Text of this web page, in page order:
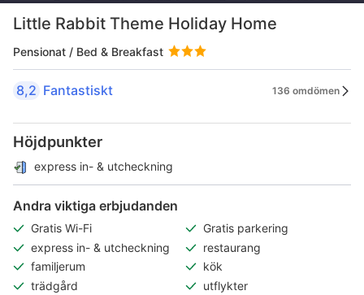
Little Rabbit Theme Holiday Home
Pensionat / Bed & Breakfast
8,2 Fantastiskt 136 omdömen
Höjdpunkter
express in- & utcheckning
Andra viktiga erbjudanden
Gratis Wi-Fi
Gratis parkering
express in- & utcheckning
restaurang
familjerum
kök
trädgård
utflykter